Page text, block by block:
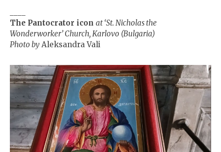
The Pantocrator icon at ‘St. Nicholas the
Wonderworker’ Church, Karlovo (Bulgaria)
Photo by Aleksandra Vali